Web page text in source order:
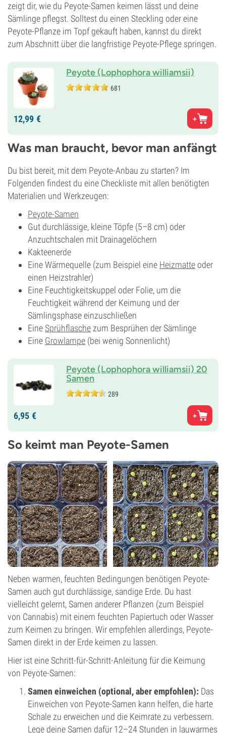
zeigt dir, wie du Peyote-Samen keimen lässt und deine
Sämlinge pflegst. Solltest du einen Steckling oder eine
Peyote-Pflanze im Topf gekauft haben, kannst du direkt
zum Abschnitt über die langfristige Peyote-Pflege springen.
Peyote (Lophophora williamsii)
681
12,99 €
Was man braucht, bevor man anfängt
Du bist bereit, mit dem Peyote-Anbau zu starten? Im
Folgenden findest du eine Checkliste mit allen benötigten
Materialien und Werkzeugen:
Peyote-Samen
Gut durchlässige, kleine Töpfe (5–8 cm) oder
Anzuchtschalen mit Drainagelöchern
Kakteenerde
Eine Wärmequelle (zum Beispiel eine Heizmatte oder
einen Heizstrahler)
Eine Feuchtigkeitskuppel oder Folie, um die
Feuchtigkeit während der Keimung und der
Sämlingsphase einzuschließen
Eine Sprühflasche zum Besprühen der Sämlinge
Eine Growlampe (bei wenig Sonnenlicht)
Peyote (Lophophora williamsii) 20
Samen
289
6,95 €
So keimt man Peyote-Samen
Neben warmen, feuchten Bedingungen benötigen Peyote-
Samen auch gut durchlässige, sandige Erde. Du hast
vielleicht gelernt, Samen anderer Pflanzen (zum Beispiel
von Cannabis) mit einem feuchten Papiertuch oder Wasser
zum Keimen zu bringen. Wir empfehlen allerdings, Peyote-
Samen direkt in der Erde keimen zu lassen.
Hier ist eine Schritt-für-Schritt-Anleitung für die Keimung
von Peyote-Samen:
Samen einweichen (optional, aber empfohlen): Das
Einweichen von Peyote-Samen kann helfen, die harte
Schale zu erweichen und die Keimrate zu verbessern.
Lege deine Samen dafür 12–24 Stunden in lauwarmes